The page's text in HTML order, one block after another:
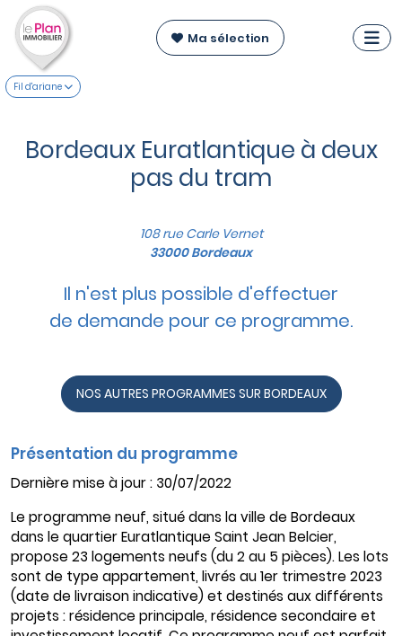
Ma sélection
Fil d'ariane
Bordeaux Euratlantique à deux
pas du tram
108 rue Carle Vernet
33000 Bordeaux
Il n'est plus possible d'effectuer
de demande pour ce programme.
NOS AUTRES PROGRAMMES SUR BORDEAUX
Présentation du programme
Dernière mise à jour : 30/07/2022
Le programme neuf, situé dans la ville de Bordeaux
dans le quartier Euratlantique Saint Jean Belcier,
propose 23 logements neufs (du 2 au 5 pièces). Les lots
sont de type appartement, livrés au 1er trimestre 2023
(date de livraison indicative) et destinés aux différents
projets : résidence principale, résidence secondaire et